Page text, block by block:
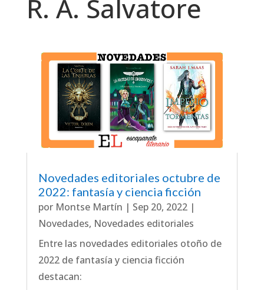
R. A. Salvatore
Novedades editoriales octubre de
2022: fantasía y ciencia ficción
por Montse Martín | Sep 20, 2022|
Novedades, Novedades editoriales
Entre las novedades editoriales otoño de
2022 de fantasía y ciencia ficción
destacan: